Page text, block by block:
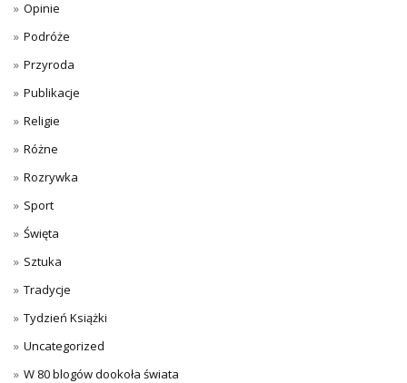
Opinie
Podróże
Przyroda
Publikacje
Religie
Różne
Rozrywka
Sport
Święta
Sztuka
Tradycje
Tydzień Książki
Uncategorized
W 80 blogów dookoła świata